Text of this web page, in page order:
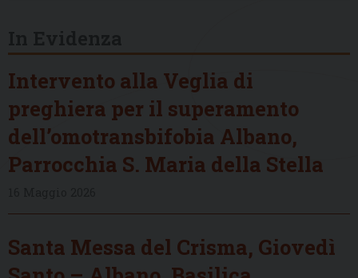
Intervento alla Veglia di
preghiera per il superamento
dell’omotransbifobia Albano,
Parrocchia S. Maria della Stella
Santa Messa del Crisma, Giovedì